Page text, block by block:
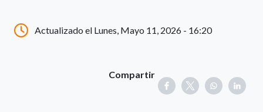
Actualizado el Lunes, Mayo 11, 2026 - 16:20
Compartir